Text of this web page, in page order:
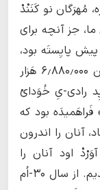
مُهرَگان نو کَنَنْدْ
جز آنچه برای
پیش پایِستَه بود،
۴۰۰٫۰۰۰ هَمبان سیم بود که گْرانی-یِ آنان ۶٫۸۸۰٫۰۰۰ هَزار
رادی-یِ خُوَدایْ
بود که
آنان را اندرون
اود آنان را
«پَرْوَگانِ بادان» (یا گَنجانِ بادآوَرْدَه) نامیدیم. از سال ۳۰-اُم